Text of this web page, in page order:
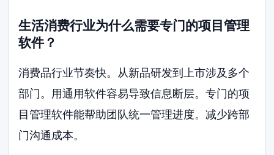
生活消费行业为什么需要专门的项目管理
软件？
消费品行业节奏快。从新品研发到上市涉及多个
部门。用通用软件容易导致信息断层。专门的项
目管理软件能帮助团队统一管理进度。减少跨部
门沟通成本。